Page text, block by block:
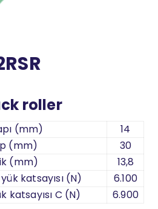
roller
(mm)
14
(mm)
30
(mm)
13,8
katsayısı (N)
6.100
katsayısı C (N)
6.900